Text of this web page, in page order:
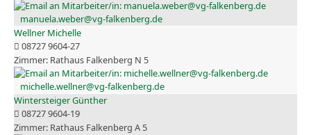
manuela.weber@vg-falkenberg.de
Wellner Michelle
08727 9604-27
Rathaus Falkenberg N 5
michelle.wellner@vg-falkenberg.de
Wintersteiger Günther
08727 9604-19
Rathaus Falkenberg A 5